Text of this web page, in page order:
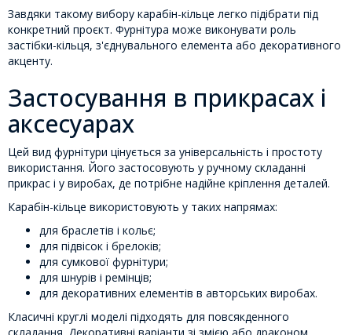
Завдяки такому вибору карабін-кільце легко підібрати під
конкретний проєкт. Фурнітура може виконувати роль
застібки-кільця, з'єднувального елемента або декоративного
акценту.
Застосування в прикрасах і
аксесуарах
Цей вид фурнітури цінується за універсальність і простоту
використання. Його застосовують у ручному складанні
прикрас і у виробах, де потрібне надійне кріплення деталей.
Карабін-кільце використовують у таких напрямах:
для браслетів і кольє;
для підвісок і брелоків;
для сумкової фурнітури;
для шнурів і ремінців;
для декоративних елементів в авторських виробах.
Класичні круглі моделі підходять для повсякденного